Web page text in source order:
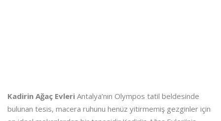
Kadirin Ağaç Evleri Antalya’nın Olympos tatil beldesinde
bulunan tesis, macera ruhunu henüz yitirmemiş gezginler için